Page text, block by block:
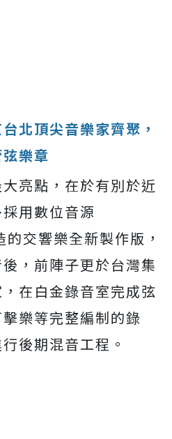
北頂尖音樂家齊聚，
樂章
亮點，在於有別於近
用數位音源
的交響樂全新製作版，
，前陣子更於台灣集
在白金錄音室完成弦
樂等完整編制的錄
後期混音工程。